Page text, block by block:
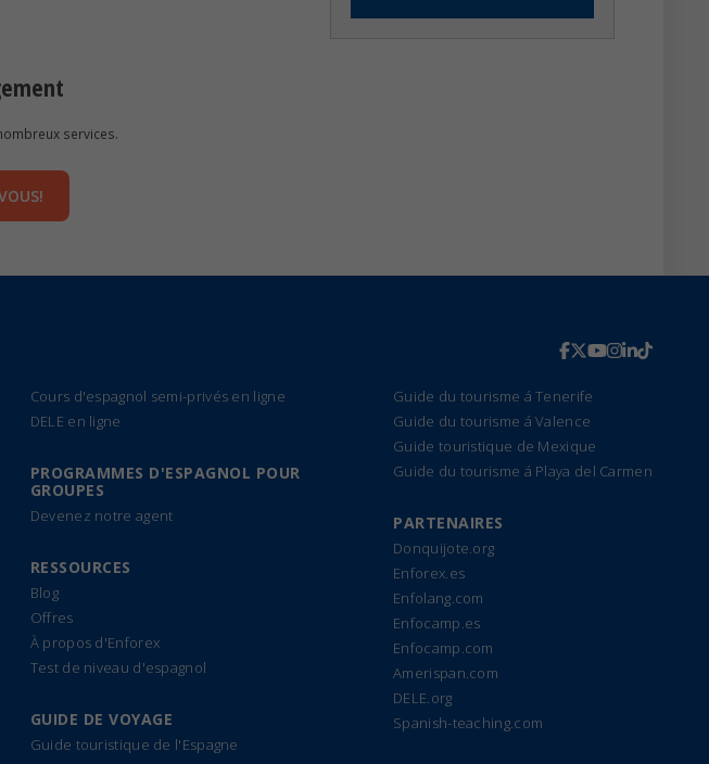
services.
Cours d'espagnol semi-privés en ligne
DELE en ligne
PROGRAMMES D'ESPAGNOL POUR
GROUPES
Devenez notre agent
RESSOURCES
Blog
Offres
À propos d'Enforex
Test de niveau d'espagnol
GUIDE DE VOYAGE
Guide touristique de l'Espagne
Guide du tourisme á Tenerife
Guide du tourisme á Valence
Guide touristique de Mexique
Guide du tourisme á Playa del Carmen
PARTENAIRES
Donquijote.org
Enforex.es
Enfolang.com
Enfocamp.es
Enfocamp.com
Amerispan.com
DELE.org
Spanish-teaching.com